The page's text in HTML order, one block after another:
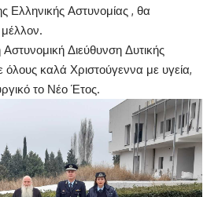
Ελληνικής Αστυνομίας , θα
Διεύθυνση Δυτικής
όλους καλά Χριστούγεννα με υγεία,
το Νέο Έτος.